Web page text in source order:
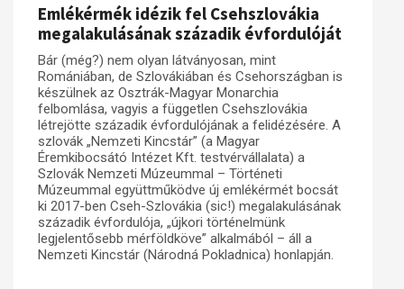
Emlékérmék idézik fel Csehszlovákia
megalakulásának századik évfordulóját
Bár (még?) nem olyan látványosan, mint
Romániában, de Szlovákiában és Csehországban is
készülnek az Osztrák-Magyar Monarchia
felbomlása, vagyis a független Csehszlovákia
létrejötte századik évfordulójának a felidézésére. A
szlovák „Nemzeti Kincstár” (a Magyar
Éremkibocsátó Intézet Kft. testvérvállalata) a
Szlovák Nemzeti Múzeummal – Történeti
Múzeummal együttműködve új emlékérmét bocsát
ki 2017-ben Cseh-Szlovákia (sic!) megalakulásának
századik évfordulója, „újkori történelmünk
legjelentősebb mérföldköve” alkalmából – áll a
Nemzeti Kincstár (Národná Pokladnica) honlapján.